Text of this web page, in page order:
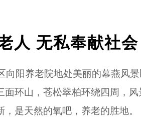
人 无私奉献社会
阳养老院地处美丽的幕燕风景
面环山，苍松翠柏环绕四周，
是天然的氧吧，养老的胜地。